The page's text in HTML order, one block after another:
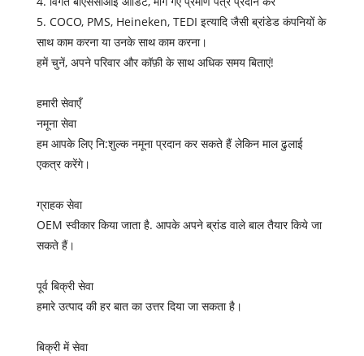
5. COCO, PMS, Heineken, TEDI इत्यादि जैसी ब्रांडेड कंपनियों के
साथ काम करना या उनके साथ काम करना।
हमें चुनें, अपने परिवार और कॉफ़ी के साथ अधिक समय बिताएं!
हमारी सेवाएँ
नमूना सेवा
हम आपके लिए नि:शुल्क नमूना प्रदान कर सकते हैं लेकिन माल ढुलाई
एकत्र करेंगे।
ग्राहक सेवा
OEM स्वीकार किया जाता है. आपके अपने ब्रांड वाले बाल तैयार किये जा
सकते हैं।
पूर्व बिक्री सेवा
हमारे उत्पाद की हर बात का उत्तर दिया जा सकता है।
बिक्री में सेवा